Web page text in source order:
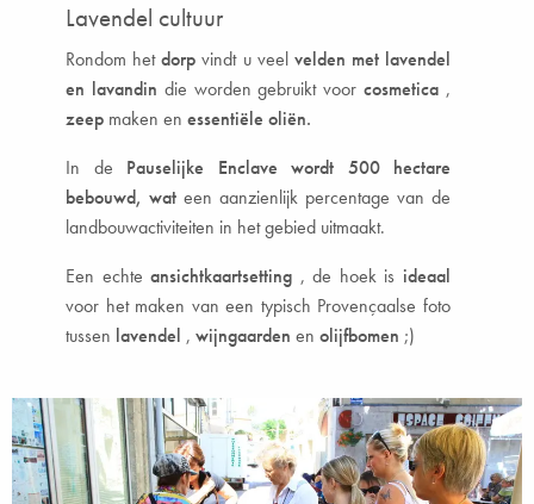
Lavendel cultuur
Rondom hetdorp vindt u veel velden met lavendel
en lavandin die worden gebruikt voorcosmetica ,
zeep maken en essentiële oliën.
In de Pauselijke Enclave wordt 500 hectare
bebouwd, wat een aanzienlijk percentage van de
landbouwactiviteiten in het gebied uitmaakt.
Een echteansichtkaartsetting , de hoek is ideaal
voor het maken van een typisch Provençaalse foto
tussen lavendel , wijngaarden en olijfbomen ;)